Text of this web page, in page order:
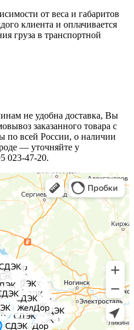
от веса и габаритов
клиента и оплачивается
груза в транспортной
не удобна доставка, Вы
заказанного товара с
по всей России, о наличии
— уточняйте у
023-47-20.